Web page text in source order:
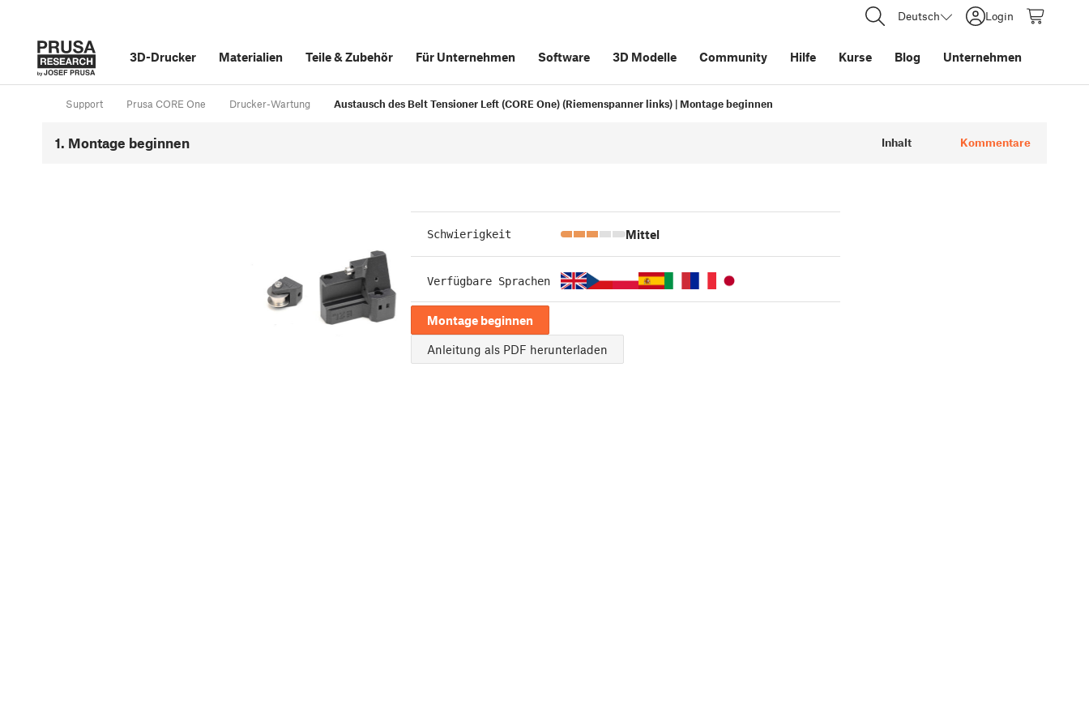
Deutsch Login
3D-Drucker Materialien Teile&Zubehör Für Unternehmen Software 3D Modelle Community Hilfe Kurse Blog Unternehmen
Support Prusa CORE One Drucker-Wartung Austausch des Belt Tensioner Left (CORE One) (Riemenspanner links) | Montage beginnen
1. Montage beginnen Inhalt Kommentare
Schwierigkeit Mittel
Verfügbare Sprachen
Montage beginnen
Anleitung als PDF herunterladen